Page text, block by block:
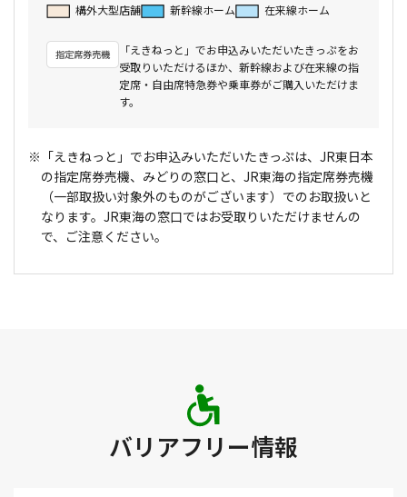
構外大型店舗
新幹線ホーム 在来線ホーム
「えきねっと」でお申込みいただいたきっぷをお
受取りいただけるほか、新幹線および在来線の指
定席・自由席特急券や乗車券がご購入いただけま
す。
※「えきねっと」でお申込みいただいたきっぷは、JR東日本
の指定席券売機、みどりの窓口と、JR東海の指定席券売機
（一部取扱い対象外のものがございます）でのお取扱いと
なります。JR東海の窓口ではお受取りいただけませんの
で、ご注意ください。
バリアフリー情報